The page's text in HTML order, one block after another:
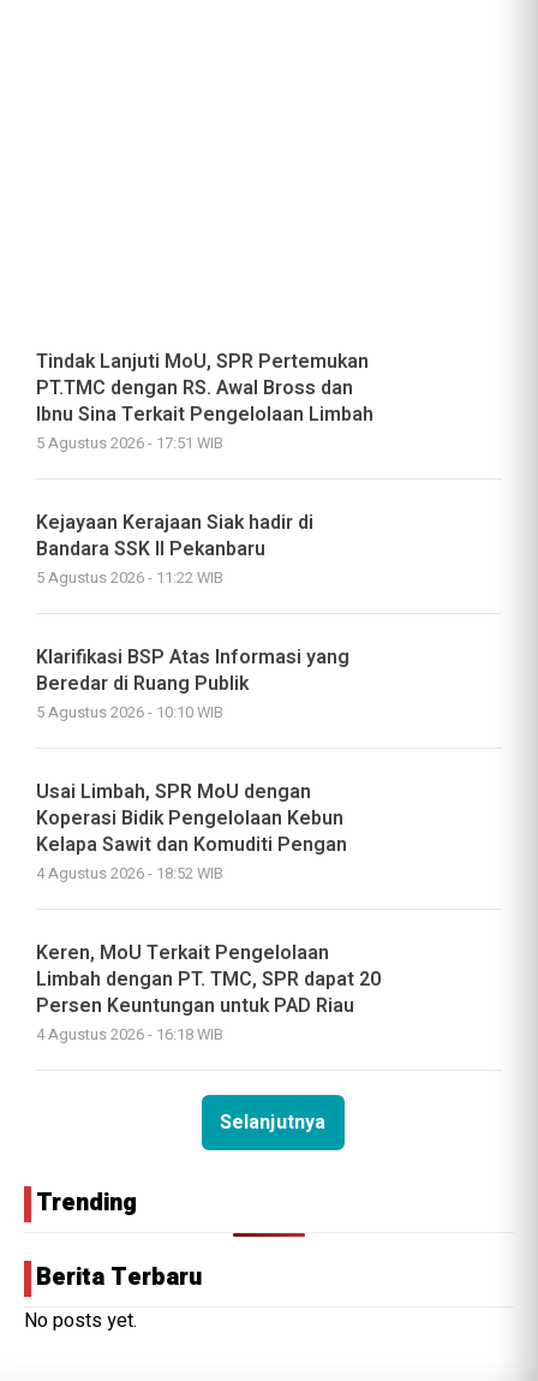
Tindak Lanjuti MoU, SPR Pertemukan
PT.TMC dengan RS. Awal Bross dan
Ibnu Sina Terkait Pengelolaan Limbah
5 Agustus 2026 - 17:51 WIB
Kejayaan Kerajaan Siak hadir di
Bandara SSK II Pekanbaru
5 Agustus 2026 - 11:22 WIB
Klarifikasi BSP Atas Informasi yang
Beredar di Ruang Publik
5 Agustus 2026 - 10:10 WIB
Usai Limbah, SPR MoU dengan
Koperasi Bidik Pengelolaan Kebun
Kelapa Sawit dan Komuditi Pengan
4 Agustus 2026 - 18:52 WIB
Keren, MoU Terkait Pengelolaan
Limbah dengan PT. TMC, SPR dapat 20
Persen Keuntungan untuk PAD Riau
4 Agustus 2026 - 16:18 WIB
Selanjutnya
Trending
Berita Terbaru
No posts yet.